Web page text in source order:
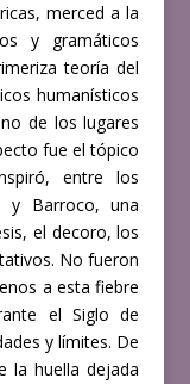
merced a la
y gramáticos
teoría del
humanísticos
de los lugares
fue el tópico
entre los
y Barroco, una
el decoro, los
No fueron
a esta fiebre
el Siglo de
y límites. De
la huella dejada